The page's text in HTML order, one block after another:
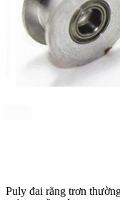
Puly đai răng trơn